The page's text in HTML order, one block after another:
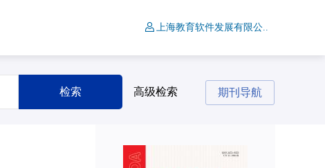
上海教育软件发展有限公..
检索 高级检索 期刊导航